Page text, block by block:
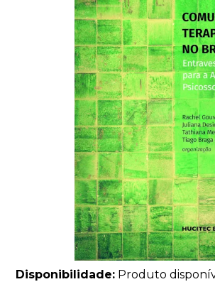
Disponibilidade: Produto